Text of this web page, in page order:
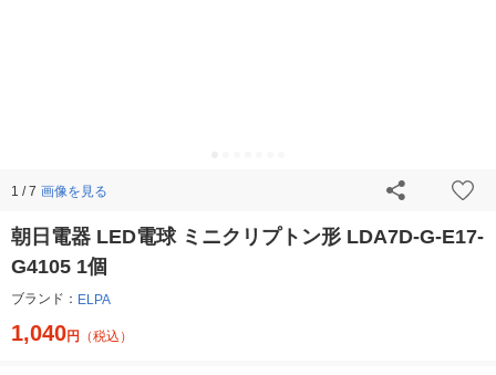
1 / 7 画像を見る
朝日電器 LED電球 ミニクリプトン形 LDA7D-G-E17-
G4105 1個
ブランド： ELPA
1,040円 （税込）